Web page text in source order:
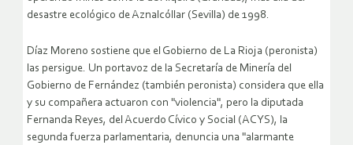
desastre ecológico de Aznalcóllar (Sevilla) de 1998.
Díaz Moreno sostiene que el Gobierno de La Rioja (peronista)
las persigue. Un portavoz de la Secretaría de Minería del
Gobierno de Fernández (también peronista) considera que ella
y su compañera actuaron con "violencia", pero la diputada
Fernanda Reyes, del Acuerdo Cívico y Social (ACYS), la
segunda fuerza parlamentaria, denuncia una "alarmante